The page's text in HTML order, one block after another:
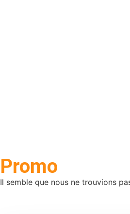
Promo
Il semble que nous ne trouvions